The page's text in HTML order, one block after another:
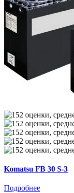
Komatsu FB 30 S-3
Подробнее